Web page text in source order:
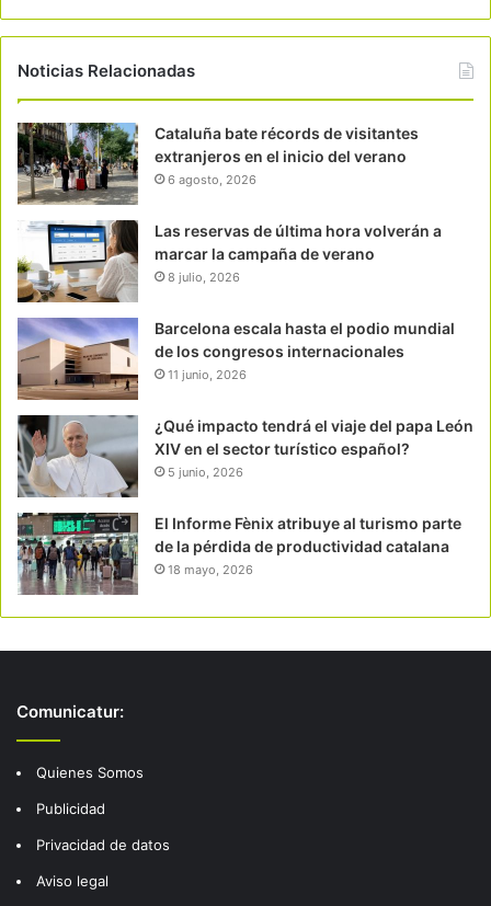
Noticias Relacionadas
Cataluña bate récords de visitantes
extranjeros en el inicio del verano
6 agosto, 2026
Las reservas de última hora volverán a
marcar la campaña de verano
8 julio, 2026
Barcelona escala hasta el podio mundial
de los congresos internacionales
11 junio, 2026
¿Qué impacto tendrá el viaje del papa León
XIV en el sector turístico español?
5 junio, 2026
El Informe Fènix atribuye al turismo parte
de la pérdida de productividad catalana
18 mayo, 2026
Comunicatur:
Quienes Somos
Publicidad
Privacidad de datos
Aviso legal